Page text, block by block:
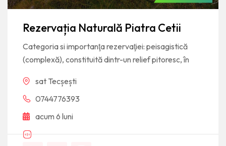
Rezervația Naturală Piatra Cetii
Categoria si importanţa rezervaţiei: peisagistică
(complexă), constituită dintr-un relief pitoresc, în
sat Tecșești
0744776393
acum 6 luni